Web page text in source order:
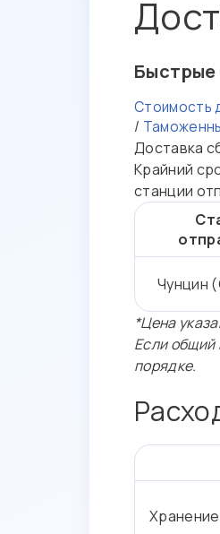
Быстрые
Стоимость
/
Доставка
Крайний
станции
Чунцин
*Цена
Если общий
порядке.